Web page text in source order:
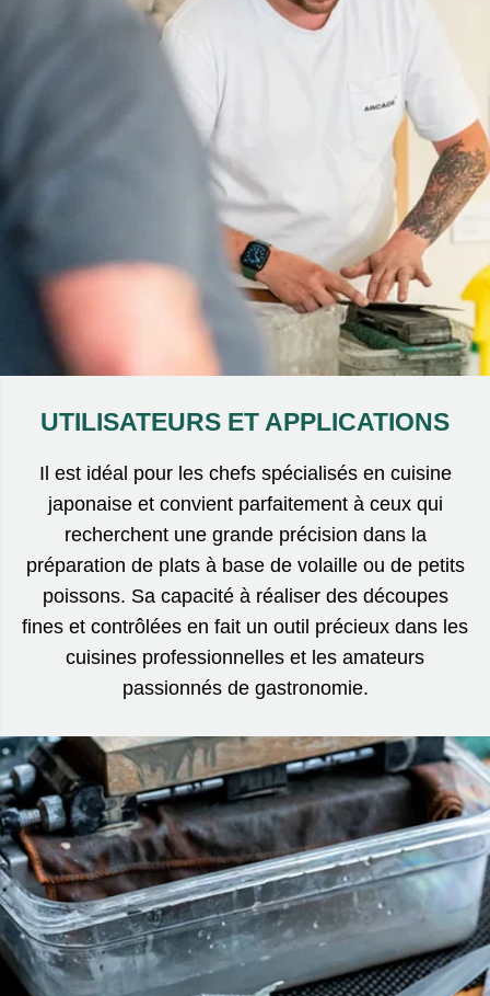
UTILISATEURS ET APPLICATIONS
Il est idéal pour les chefs spécialisés en cuisine
japonaise et convient parfaitement à ceux qui
recherchent une grande précision dans la
préparation de plats à base de volaille ou de petits
poissons. Sa capacité à réaliser des découpes
fines et contrôlées en fait un outil précieux dans les
cuisines professionnelles et les amateurs
passionnés de gastronomie.